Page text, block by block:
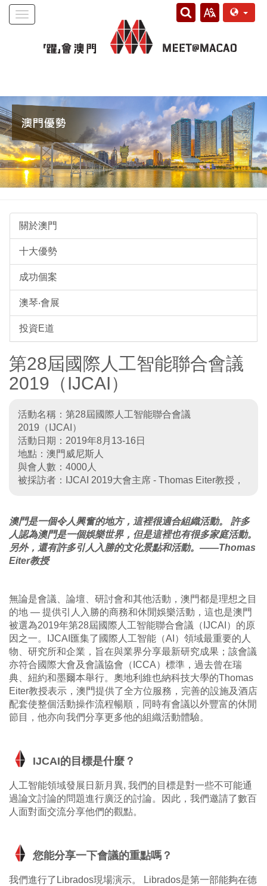
Toggle
關於澳門
十大優勢
成功個案
澳琴‧會展
投資E道
第28屆國際人工智能聯合會議
2019（IJCAI）
活動名稱：第28屆國際人工智能聯合會議
2019（IJCAI）
活動日期：2019年8月13-16日
地點：澳門威尼斯人
與會人數：4000人
被採訪者：IJCAI 2019大會主席 - Thomas Eiter教授，
澳門是一個令人興奮的地方，這裡很適合組織活動。 許多
人認為澳門是一個娛樂世界，但是這裡也有很多家庭活動。
另外，還有許多引人入勝的文化景點和活動。——Thomas
Eiter教授
無論是會議、論壇、研討會和其他活動，澳門都是理想之目
的地 — 提供引人入勝的商務和休閒娛樂活動，這也是澳門
被選為2019年第28屆國際人工智能聯合會議（IJCAI）的原
因之一。IJCAI匯集了國際人工智能（AI）領域最重要的人
物、研究所和企業，旨在與業界分享最新研究成果；該會議
亦符合國際大會及會議協會（ICCA）標準，過去曾在瑞
典、紐約和墨爾本舉行。奧地利維也納科技大學的Thomas
Eiter教授表示，澳門提供了全方位服務，完善的設施及酒店
配套使整個活動操作流程暢順，同時有會議以外豐富的休閒
節目，他亦向我們分享更多他的組織活動體驗。
IJCAI的目標是什麼？
人工智能領域發展日新月異, 我們的目標是對一些不可能通
過論文討論的問題進行廣泛的討論。因此，我們邀請了數百
人面對面交流分享他們的觀點。
您能分享一下會議的重點嗎？
我們進行了Librados現場演示。 Librados是第一部能夠在德